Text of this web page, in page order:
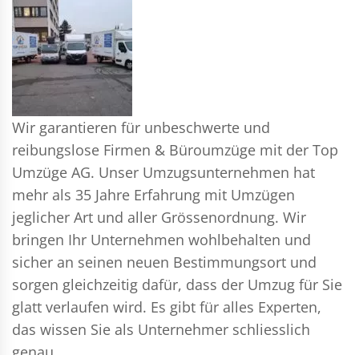
Wir garantieren für unbeschwerte und
reibungslose Firmen & Büroumzüge mit der Top
Umzüge AG. Unser Umzugsunternehmen hat
mehr als 35 Jahre Erfahrung mit Umzügen
jeglicher Art und aller Grössenordnung. Wir
bringen Ihr Unternehmen wohlbehalten und
sicher an seinen neuen Bestimmungsort und
sorgen gleichzeitig dafür, dass der Umzug für Sie
glatt verlaufen wird. Es gibt für alles Experten,
das wissen Sie als Unternehmer schliesslich